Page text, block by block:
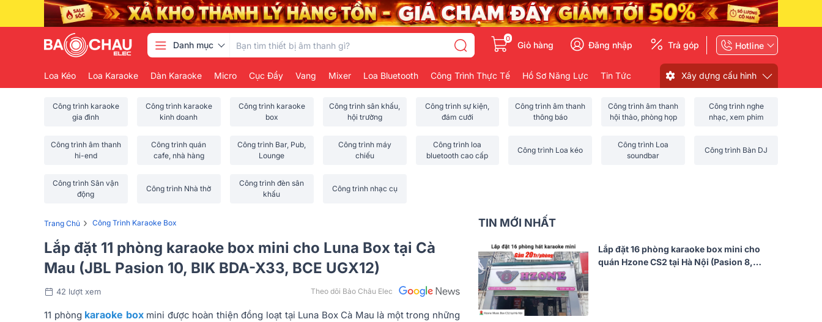
Danh mục
0
Giỏ hàng Đăng nhập Trả góp Hotline
Loa Kéo Loa Karaoke Dàn Karaoke Micro Cục Đẩy Vang Mixer Loa Bluetooth Công Trình Thực Tế Hồ Sơ Năng Lực Tin Tức Xây dựng cấu hình
Công trình karaoke
gia đình
Công trình karaoke
kinh doanh
Công trình karaoke
box
Công trình sân khấu,
hội trường
Công trình sự kiện,
đám cưới
Công trình âm thanh
thông báo
Công trình âm thanh
hội thảo, phòng họp
Công trình nghe
nhạc, xem phim
Công trình âm thanh
hi-end
Công trình quán
cafe, nhà hàng
Công trình Bar, Pub,
Lounge
Công trình máy
chiếu
Công trình loa
bluetooth cao cấp
Công trình Loa kéo
Công trình Loa
soundbar
Công trình Bàn DJ
Công trình Sân vận
động
Công trình Nhà thờ
Công trình đèn sân
khấu
Công trình nhạc cụ
Trang Chủ › Công Trình Karaoke Box
Lắp đặt 11 phòng karaoke box mini cho Luna Box tại Cà
Mau (JBL Pasion 10, BIK BDA-X33, BCE UGX12)
42 lượt xem Theo dõi Bảo Châu Elec
11 phòng karaoke boxmini được hoàn thiện đồng loạt tại Luna Box Cà Mau là một trong những
TIN MỚI NHẤT
Lắp đặt 16 phòng karaoke box mini cho
quán Hzone CS2 tại Hà Nội (Pasion 8,